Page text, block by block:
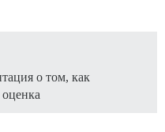
о том, как